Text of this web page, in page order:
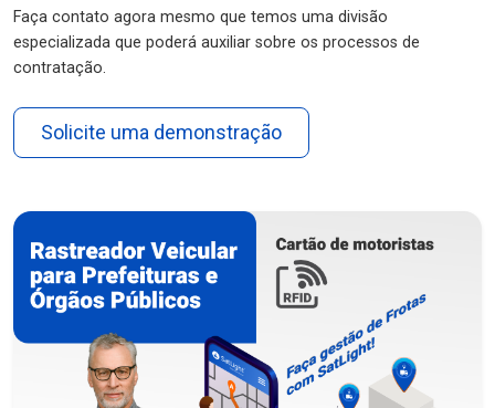
Faça contato agora mesmo que temos uma divisão
especializada que poderá auxiliar sobre os processos de
contratação.
Solicite uma demonstração